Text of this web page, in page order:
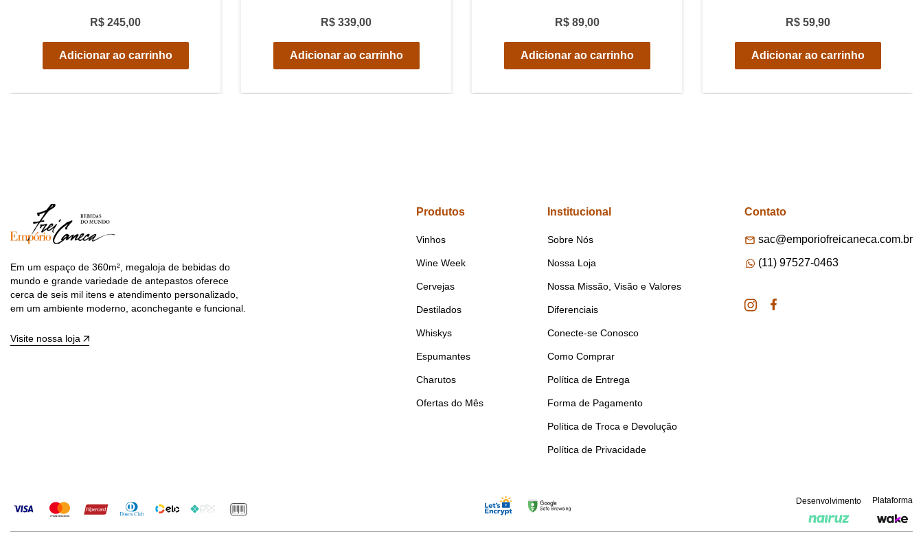
R$ 245,00
Adicionar ao carrinho
R$ 339,00
Adicionar ao carrinho
R$ 89,00
Adicionar ao carrinho
R$ 59,90
Adicionar ao carrinho
Em um espaço de 360m², megaloja de bebidas do
mundo e grande variedade de antepastos oferece
cerca de seis mil itens e atendimento personalizado,
em um ambiente moderno, aconchegante e funcional.
Visite nossa loja
Produtos
Vinhos
Wine Week
Cervejas
Destilados
Whiskys
Espumantes
Charutos
Ofertas do Mês
Institucional
Sobre Nós
Nossa Loja
Nossa Missão, Visão e Valores
Diferenciais
Conecte-se Conosco
Como Comprar
Política de Entrega
Forma de Pagamento
Política de Troca e Devolução
Política de Privacidade
Contato
sac@emporiofreicaneca.com.br
(11) 97527-0463
Desenvolvimento Plataforma